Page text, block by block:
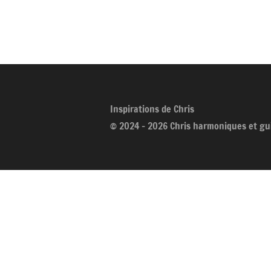
Inspirations de Chris
© 2024 - 2026 Chris harmoniques et